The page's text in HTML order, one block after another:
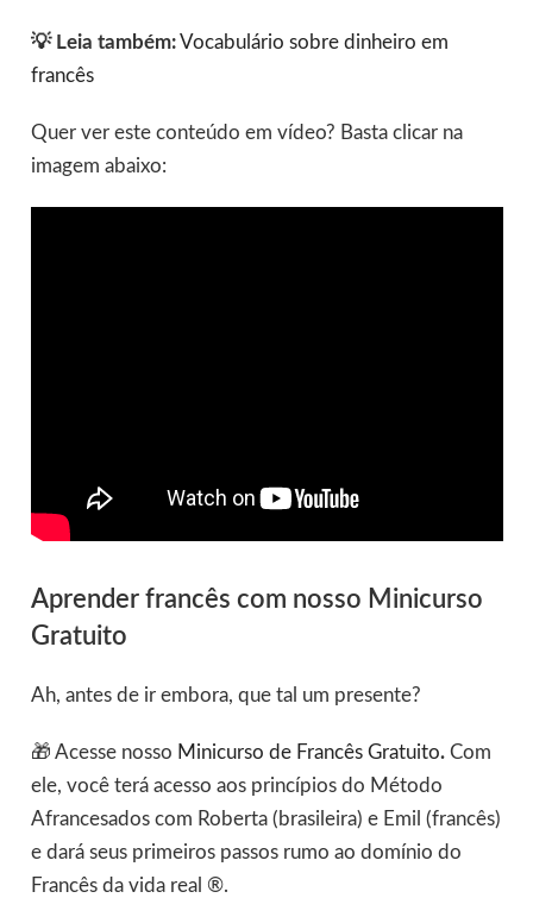
💡 Leia também: Vocabulário sobre dinheiro em
francês
Quer ver este conteúdo em vídeo? Basta clicar na
imagem abaixo:
Aprender francês com nosso Minicurso
Gratuito
Ah, antes de ir embora, que tal um presente?
🎁 Acesse nosso Minicurso de Francês Gratuito. Com
ele, você terá acesso aos princípios do Método
Afrancesados com Roberta (brasileira) e Emil (francês)
e dará seus primeiros passos rumo ao domínio do
Francês da vida real ®.